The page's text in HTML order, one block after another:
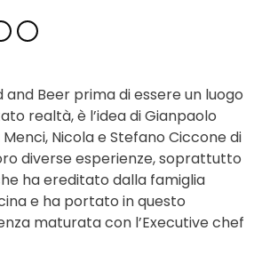
and Beer prima di essere un luogo
realtà, è l’idea di Gianpaolo
Nicola e Stefano Ciccone di
diverse esperienze, soprattutto
ha ereditato dalla famiglia
e ha portato in questo
maturata con l’Executive chef